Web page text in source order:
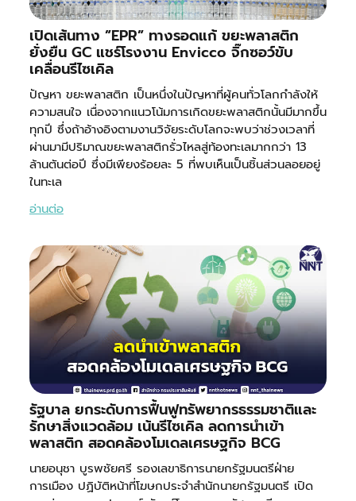
เปิดเส้นทาง ”EPR” ทางรอดแก้ ขยะพลาสติก
ยั่งยืน GC แชร์โรงงาน Envicco จิ๊กซอว์ขับ
เคลื่อนรีไซเคิล
ปัญหา ขยะพลาสติก เป็นหนึ่งในปัญหาที่ผู้คนทั่วโลกกำลังให้
ความสนใจ เนื่องจากแนวโน้มการเกิดขยะพลาสติกนั้นมีมากขึ้น
ทุกปี ซึ่งถ้าอ้างอิงตามงานวิจัยระดับโลกจะพบว่าช่วงเวลาที่
ผ่านมามีปริมาณขยะพลาสติกรั่วไหลสู่ท้องทะเลมากกว่า 13
ล้านตันต่อปี ซึ่งมีเพียงร้อยละ 5 ที่พบเห็นเป็นชิ้นส่วนลอยอยู่
ในทะเล
อ่านต่อ
รัฐบาล ยกระดับการฟื้นฟูทรัพยากรธรรมชาติและ
รักษาสิ่งแวดล้อม เน้นรีไซเคิล ลดการนำเข้า
พลาสติก สอดคล้องโมเดลเศรษฐกิจ BCG
นายอนุชา บูรพชัยศรี รองเลขาธิการนายกรัฐมนตรีฝ่าย
การเมือง ปฏิบัติหน้าที่โฆษกประจำสำนักนายกรัฐมนตรี เปิด